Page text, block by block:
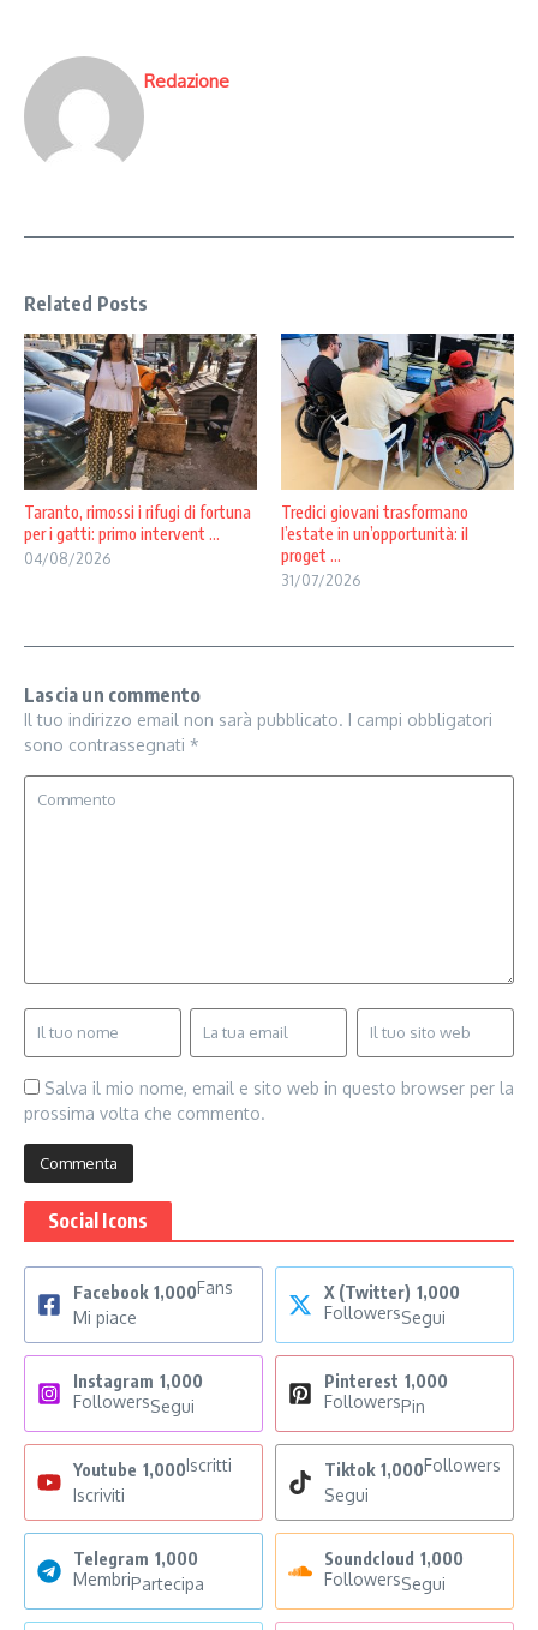
Redazione
Related Posts
Taranto, rimossi i rifugi di fortuna
per i gatti: primo intervent ...
04/08/2026
Tredici giovani trasformano
l’estate in un’opportunità: il
proget ...
31/07/2026
Lascia un commento
Il tuo indirizzo email non sarà pubblicato. I campi obbligatori
sono contrassegnati *
Salva il mio nome, email e sito web in questo browser per la
prossima volta che commento.
Social Icons
Facebook 1,000Fans
Mi piace
X (Twitter) 1,000
FollowersSegui
Instagram 1,000
FollowersSegui
Pinterest 1,000
FollowersPin
Youtube 1,000Iscritti
Iscriviti
Tiktok 1,000Followers
Segui
Telegram 1,000
MembriPartecipa
Soundcloud 1,000
FollowersSegui